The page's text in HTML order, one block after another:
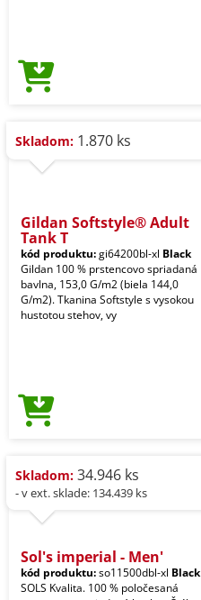
Skladom: 1.870 ks
Gildan Softstyle® Adult
Tank T
kód produktu:gi64200bl-xl Black
Gildan 100 % prstencovo spriadaná
bavlna, 153,0 G/m2 (biela 144,0
G/m2). Tkanina Softstyle s vysokou
hustotou stehov, vy
Skladom: 34.946 ks
- v ext. sklade: 134.439 ks
Sol's imperial - Men'
kód produktu:so11500dbl-xl Black
SOLS Kvalita. 100 % poločesaná